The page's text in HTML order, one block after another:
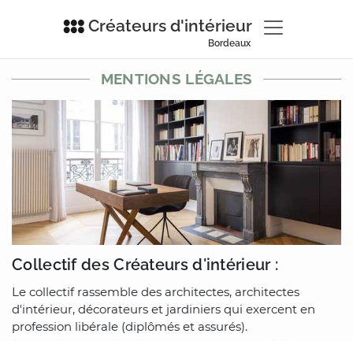
Créateurs d'intérieur
Bordeaux
MENTIONS LÉGALES
Collectif des Créateurs d'intérieur :
Le collectif rassemble des architectes, architectes
d'intérieur, décorateurs et jardiniers qui exercent en
profession libérale (diplômés et assurés).